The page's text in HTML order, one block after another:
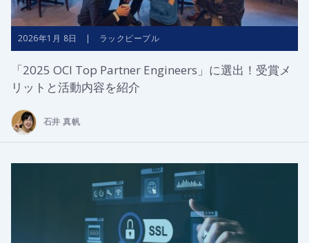
2026年1月 8日 | ラックピープル
「2025 OCI Top Partner Engineers」に選出！受賞メ
リットと活動内容を紹介
石井 真帆